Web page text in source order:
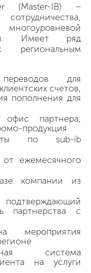
(Master-IB) –
Имеет ряд
региональным
для
счетов,
пополнения для
партнера,
продукция
по sub-ib
от ежемесячного
компании из
подтверждающий
партнерства с
мероприятия
система
на услуги